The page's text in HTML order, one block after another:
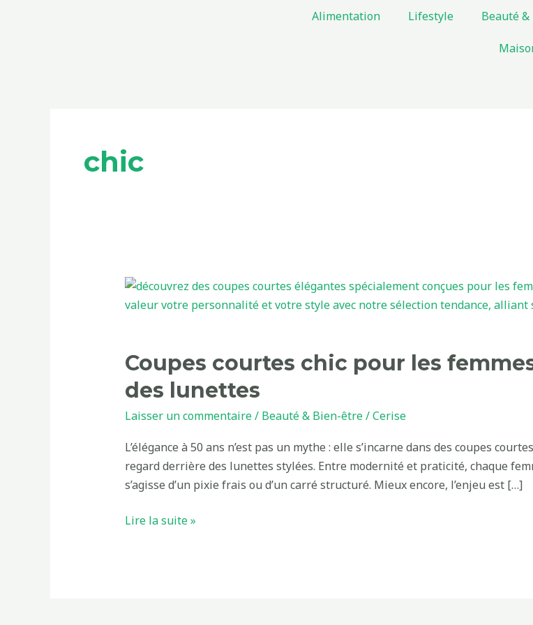
Alimentation Lifestyle Beauté
chic
Coupes courtes chic pour les
des lunettes
Laisser un commentaire/ Beauté & Bien-être/Cerise
L’élégance à 50 ans n’est pas un mythe : elle s’incarne dans des coupes
regard derrière des lunettes stylées. Entre modernité et praticité, chaque
s’agisse d’un pixie frais ou d’un carré structuré. Mieux encore, l’enjeu est […]
Coupes
courtes
les
femmes
de
50
qui
portent
des
Lire la suite »